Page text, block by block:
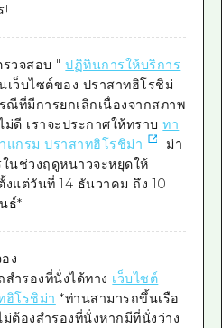
!
รวจสอบ "ปฏิทินการให้บริการ
เว็บไซต์ของ ปราสาทฮิโรชิม่
ณีที่มีการยกเลิกเนื่องจากสภาพ
ม่ดี เราจะประกาศให้ทราบทา
แกรม ปราสาทฮิโรชิม่า
ม่า
นช่วงฤดูหนาวจะหยุดให้
งแต่วันที่ 14 ธันวาคม ถึง 10
ธ์*
ง
สำรองที่นั่งได้ทาง เว็บไซต์
ฮิโรชิม่า *ท่านสามารถขึ้นเรือ
ม่ต้องสำรองที่นั่งหากมีที่นั่งว่าง